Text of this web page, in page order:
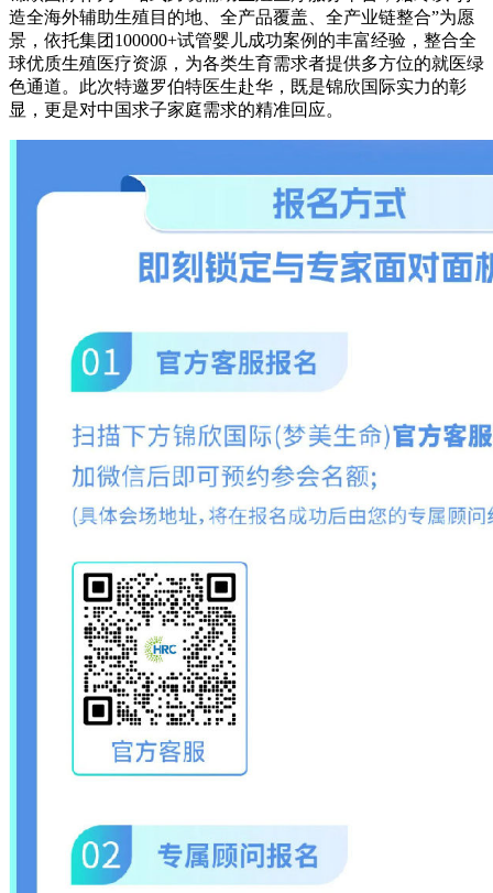
造全海外辅助生殖目的地、全产品覆盖、全产业链整合”为愿
景，依托集团100000+试管婴儿成功案例的丰富经验，整合全
球优质生殖医疗资源，为各类生育需求者提供多方位的就医绿
色通道。此次特邀罗伯特医生赴华，既是锦欣国际实力的彰
显，更是对中国求子家庭需求的精准回应。